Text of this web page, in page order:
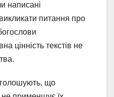
написані
питання про
цінність текстів не
що